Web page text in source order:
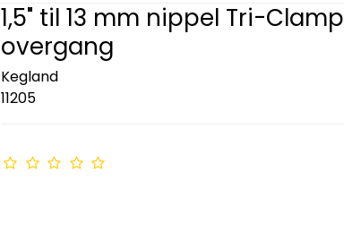
1,5" til 13 mm nippel Tri-Clamp
overgang
Kegland
11205